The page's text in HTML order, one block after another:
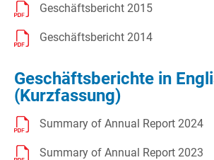
Geschäftsbericht 2015
Geschäftsbericht 2014
Geschäftsberichte in
(Kurzfassung)
Summary of Annual Report 2024
Summary of Annual Report 2023